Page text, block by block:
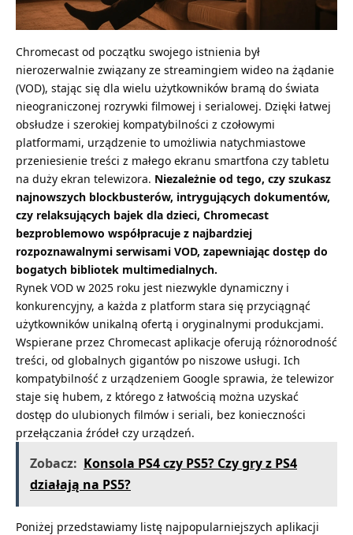
Chromecast od początku swojego istnienia był
nierozerwalnie związany ze streamingiem wideo na żądanie
(VOD), stając się dla wielu użytkowników bramą do świata
nieograniczonej rozrywki filmowej i serialowej. Dzięki łatwej
obsłudze i szerokiej kompatybilności z czołowymi
platformami, urządzenie to umożliwia natychmiastowe
przeniesienie treści z małego ekranu smartfona czy tabletu
na duży ekran telewizora. Niezależnie od tego, czy szukasz
najnowszych blockbusterów, intrygujących dokumentów,
czy relaksujących bajek dla dzieci, Chromecast
bezproblemowo współpracuje z najbardziej
rozpoznawalnymi serwisami VOD, zapewniając dostęp do
bogatych bibliotek multimedialnych.
Rynek VOD w 2025 roku jest niezwykle dynamiczny i
konkurencyjny, a każda z platform stara się przyciągnąć
użytkowników unikalną ofertą i oryginalnymi produkcjami.
Wspierane przez Chromecast aplikacje oferują różnorodność
treści, od globalnych gigantów po niszowe usługi. Ich
kompatybilność z urządzeniem Google sprawia, że telewizor
staje się hubem, z którego z łatwością można uzyskać
dostęp do ulubionych filmów i seriali, bez konieczności
przełączania źródeł czy urządzeń.
Zobacz: Konsola PS4 czy PS5? Czy gry z PS4
działają na PS5?
Poniżej przedstawiamy listę najpopularniejszych aplikacji